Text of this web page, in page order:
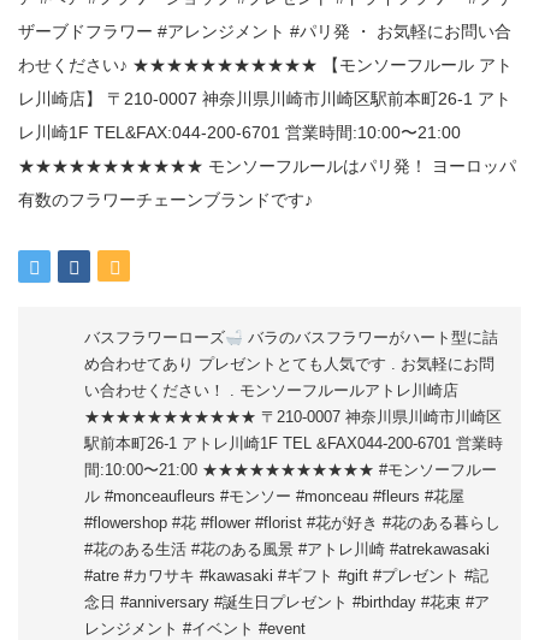
バスフラワーローズ
バラのバスフラワーがハート型に詰
め合わせてあり プレゼントとても人気です . お気軽にお問
い合わせください！ . モンソーフルールアトレ川崎店
★★★★★★★★★★★ 〒210-0007 神奈川県川崎市川崎区
駅前本町26-1 アトレ川崎1F TEL &FAX044-200-6701 営業時
間:10:00〜21:00 ★★★★★★★★★★★ #モンソーフルー
ル #monceaufleurs #モンソー #monceau #fleurs #花屋
#flowershop #花 #flower #florist #花が好き #花のある暮らし
#花のある生活 #花のある風景 #アトレ川崎 #atrekawasaki
#atre #カワサキ #kawasaki #ギフト #gift #プレゼント #記
念日 #anniversary #誕生日プレゼント #birthday #花束 #ア
レンジメント #イベント #event